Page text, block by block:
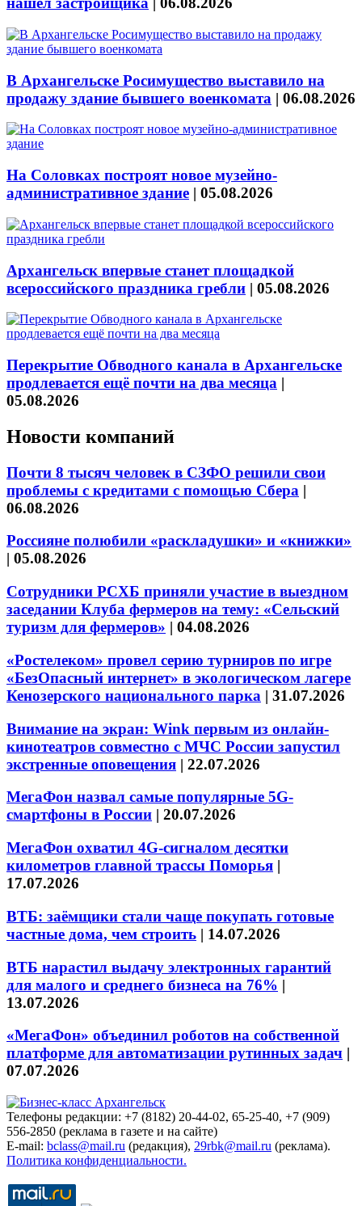
В Архангельске Росимущество выставило на
продажу здание бывшего военкомата | 06.08.2026
На Соловках построят новое музейно-
административное здание | 05.08.2026
Архангельск впервые станет площадкой
всероссийского праздника гребли | 05.08.2026
Перекрытие Обводного канала в Архангельске
продлевается ещё почти на два месяца |
05.08.2026
Новости компаний
Почти 8 тысяч человек в СЗФО решили свои
проблемы с кредитами с помощью Сбера |
06.08.2026
Россияне полюбили «раскладушки» и «книжки»
| 05.08.2026
Сотрудники РСХБ приняли участие в выездном
заседании Клуба фермеров на тему: «Сельский
туризм для фермеров» | 04.08.2026
«Ростелеком» провел серию турниров по игре
«БезОпасный интернет» в экологическом лагере
Кенозерского национального парка | 31.07.2026
Внимание на экран: Wink первым из онлайн-
кинотеатров совместно с МЧС России запустил
экстренные оповещения | 22.07.2026
МегаФон назвал самые популярные 5G-
смартфоны в России | 20.07.2026
МегаФон охватил 4G-сигналом десятки
километров главной трассы Поморья |
17.07.2026
ВТБ: заёмщики стали чаще покупать готовые
частные дома, чем строить | 14.07.2026
ВТБ нарастил выдачу электронных гарантий
для малого и среднего бизнеса на 76% |
13.07.2026
«МегаФон» объединил роботов на собственной
платформе для автоматизации рутинных задач |
07.07.2026
Телефоны редакции: +7 (8182) 20-44-02, 65-25-40, +7 (909)
556-2850 (реклама в газете и на сайте)
E-mail: bclass@mail.ru (редакция), 29rbk@mail.ru (реклама).
Политика конфиденциальности.